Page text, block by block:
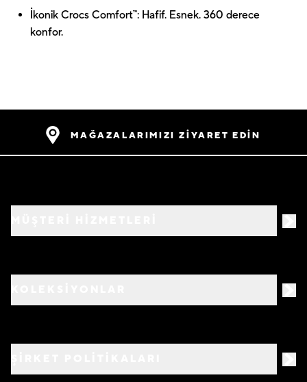
İkonik Crocs Comfort™: Hafif. Esnek. 360 derece
konfor.
MAĞAZALARIMIZI ZİYARET EDİN